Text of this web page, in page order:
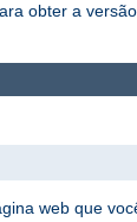
obter a
web que